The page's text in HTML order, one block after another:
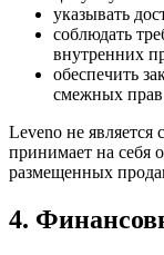
указывать
соблюдать
внутренних
обеспечить
смежных прав
Leveno не является
принимает на себя
размещенных
4.